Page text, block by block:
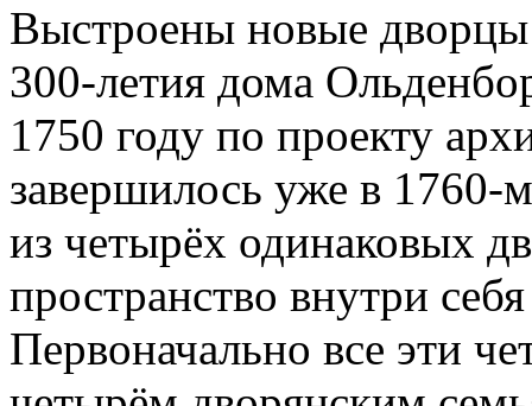
Выстроены новые
300-летия дома
1750 году по проекту
завершилось уже в 1760-
из четырёх одинаковых
пространство внутри
Первоначально все эти